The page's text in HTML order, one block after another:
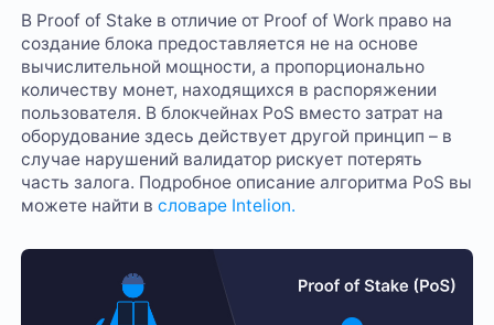
В Proof of Stake в отличие от Proof of Work право на
создание блока предоставляется не на основе
вычислительной мощности, а пропорционально
количеству монет, находящихся в распоряжении
пользователя. В блокчейнах PoS вместо затрат на
оборудование здесь действует другой принцип – в
случае нарушений валидатор рискует потерять
часть залога. Подробное описание алгоритма PoS вы
можете найти всловаре Intelion.